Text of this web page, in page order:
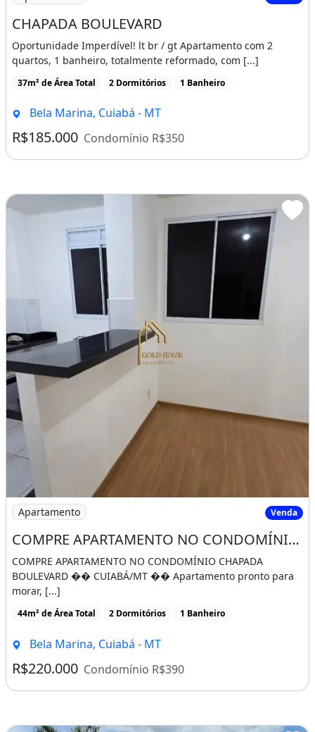
Playground
Piscina
Quadra Poliesportiva
Salão De Festas
Bicicletário
Escada
CHAPADA BOULEVARD
Oportunidade Imperdível! lt br / gt Apartamento com 2
quartos, 1 banheiro, totalmente reformado, com [...]
37m² de Área Total 2 Dormitórios 1 Banheiro
Bela Marina, Cuiabá - MT
R$185.000 Condomínio R$350
Imagem: COMPRE APARTAMENTO NO CONDOMÍNIO
Apartamento Venda
COMPRE APARTAMENTO NO CONDOMÍNIO CHAPADA BOULEVARD �� CUIABÁ/MT
COMPRE APARTAMENTO NO CONDOMÍNIO CHAPADA
BOULEVARD �� CUIABÁ/MT �� Apartamento pronto para
morar, [...]
44m² de Área Total 2 Dormitórios 1 Banheiro
Bela Marina, Cuiabá - MT
R$220.000 Condomínio R$390